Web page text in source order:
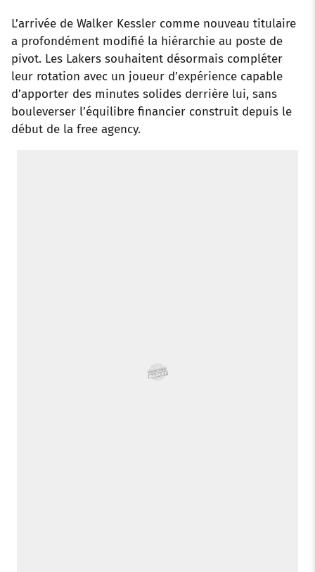
L’arrivée de Walker Kessler comme nouveau titulaire
a profondément modifié la hiérarchie au poste de
pivot. Les Lakers souhaitent désormais compléter
leur rotation avec un joueur d’expérience capable
d’apporter des minutes solides derrière lui, sans
bouleverser l’équilibre financier construit depuis le
début de la free agency.